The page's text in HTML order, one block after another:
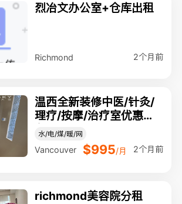
烈冶文办公室+仓库出租
Richmond 2个月前
温西全新装修中医/针灸/
理疗/按摩/治疗室优惠出
租！
水/电/煤/暖/网
Vancouver $995/月 2个月前
richmond美容院分租